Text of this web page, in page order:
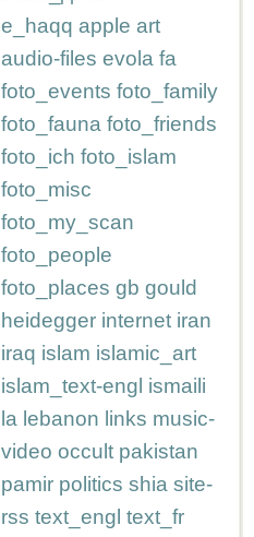
e_haqq apple art
audio-files evola fa
foto_events foto_family
foto_fauna foto_friends
foto_ich foto_islam
foto_misc
foto_my_scan
foto_people
foto_places gb gould
heidegger internet iran
iraq islam islamic_art
islam_text-engl ismaili
la lebanon links music-
video occult pakistan
pamir politics shia site-
rss text_engl text_fr